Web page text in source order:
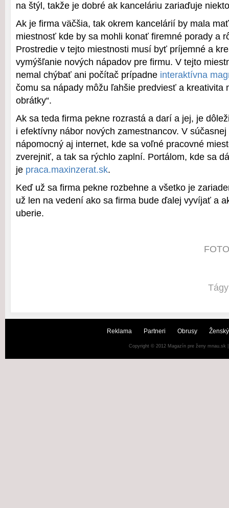
na štýl, takže je dobré ak kanceláriu zariaďuje
Ak je firma väčšia, tak okrem kancelárií by mala
miestnosť kde by sa mohli konať firemné porady a
Prostredie v tejto miestnosti musí byť príjemné a
vymýšľanie nových nápadov pre firmu. V tejto
nemal chýbať ani počítač prípadne interaktívna
čomu sa nápady môžu ľahšie predviesť a kreativita
obrátky“.
Ak sa teda firma pekne rozrastá a darí a jej, je
i efektívny nábor nových zamestnancov. V
nápomocný aj internet, kde sa voľné pracovné
zverejniť, a tak sa rýchlo zaplní. Portálom, kde sa
je praca.maxinzerat.sk.
Keď už sa firma pekne rozbehne a všetko je
už len na vedení ako sa firma bude ďalej vyvíjať a
uberie.
Reklama Partneri Obrusy
Copyright © 2012 Magazín pre ženy mnau.sk